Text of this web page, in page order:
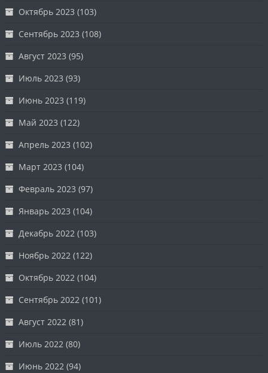
Октябрь 2023 (103)
Сентябрь 2023 (108)
Август 2023 (95)
Июль 2023 (93)
Июнь 2023 (119)
Май 2023 (122)
Апрель 2023 (102)
Март 2023 (104)
Февраль 2023 (97)
Январь 2023 (104)
Декабрь 2022 (103)
Ноябрь 2022 (122)
Октябрь 2022 (104)
Сентябрь 2022 (101)
Август 2022 (81)
Июль 2022 (80)
Июнь 2022 (94)